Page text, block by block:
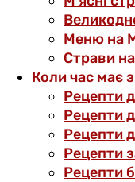
Меню на
Страви
Коли час має
Рецепти
Рецепти
Рецепти
Рецепти
Рецепти